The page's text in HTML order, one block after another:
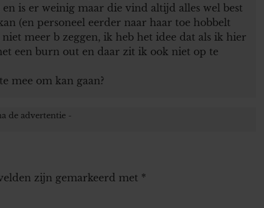
is er weinig maar die vind altijd alles wel best
(en personeel eerder naar haar toe hobbelt
meer b zeggen, ik heb het idee dat als ik hier
een burn out en daar zit ik ook niet op te
mee om kan gaan?
zijn gemarkeerd met *